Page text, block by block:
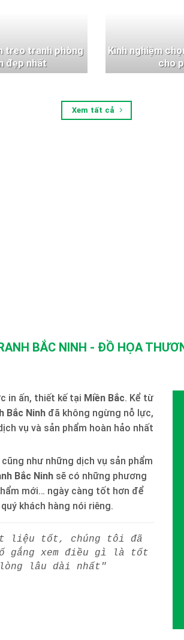
treo tranh phòng
đẹp nhất
Kinh nghiệm
cho
Xem tất cả
BẮC NINH - ĐỒ HỌA
in ấn, thiết kế tại Miền Bắc. Kể từ
Bắc Ninh đã không ngừng nỗ lực,
vụ và sản phẩm hoàn hảo nhất
như những dịch vụ sản phẩm
Bắc Ninh sẽ có những phương
mới… ngày càng tốt hơn để
khách hàng nói riêng.
liệu tốt, chúng tôi đã
gắng xem điều gì là tốt
lâu dài nhất"